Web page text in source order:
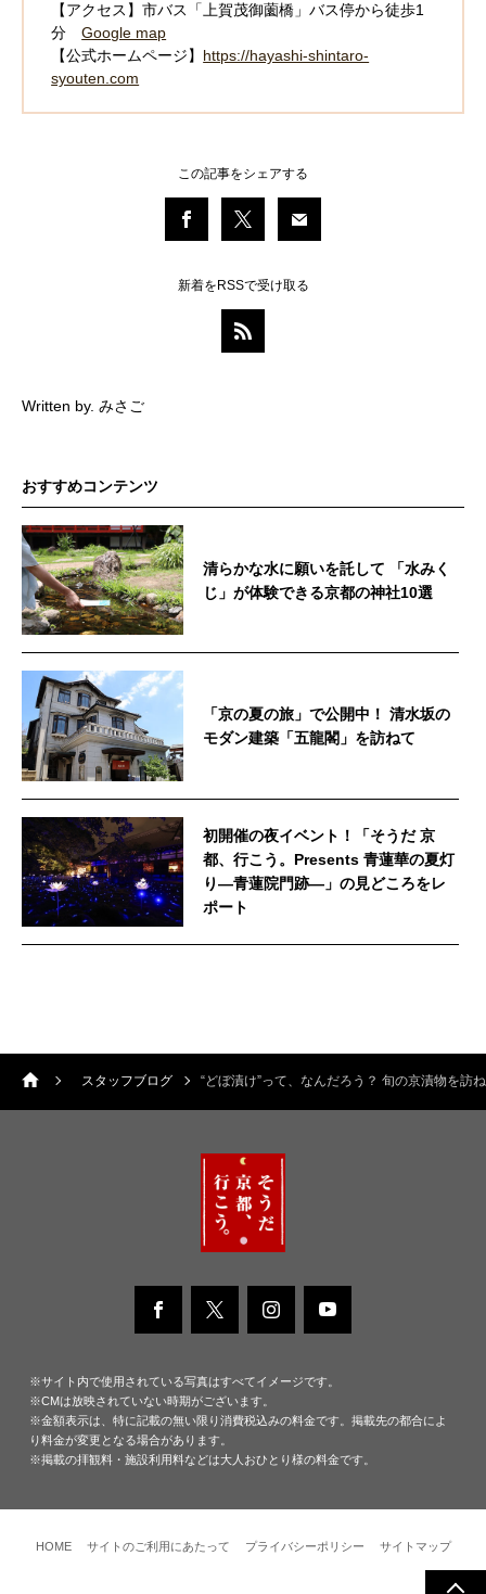
【アクセス】市バス「上賀茂御薗橋」バス停から徒歩1
分Google map
【公式ホームページ】 https://hayashi-shintaro-
syouten.com
この記事をシェアする
新着をRSSで受け取る
Written by. みさご
おすすめコンテンツ
清らかな水に願いを託して 「水みく
じ」が体験できる京都の神社10選
「京の夏の旅」で公開中！ 清水坂の
モダン建築「五龍閣」を訪ねて
初開催の夜イベント！「そうだ 京
都、行こう。Presents 青蓮華の夏灯
り—青蓮院門跡—」の見どころをレ
ポート
スタッフブログ “どぼ漬け”って、なんだろう？ 旬の京漬物を訪
※サイト内で使用されている写真はすべてイメージです。
※CMは放映されていない時期がございます。
※金額表示は、特に記載の無い限り消費税込みの料金です。掲載先の都合によ
り料金が変更となる場合があります。
※掲載の拝観料・施設利用料などは大人おひとり様の料金です。
HOME サイトのご利用にあたって プライバシーポリシー サイトマップ